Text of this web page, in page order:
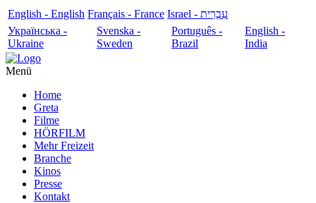
English - English Français - France
עִבְרִית - Israel
Українська -
Ukraine
Svenska -
Sweden
Português -
Brazil
English -
India
Menü
Home
Greta
Filme
HÖRFILM
Mehr Freizeit
Branche
Kinos
Presse
Kontakt